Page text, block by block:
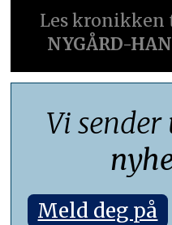
Les kronikken
NYGÅRD-
Vi
Meld deg på